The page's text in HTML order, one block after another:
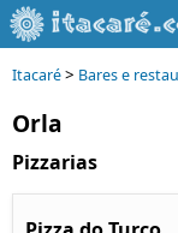
Itacaré> Bares e
Orla
Pizzarias